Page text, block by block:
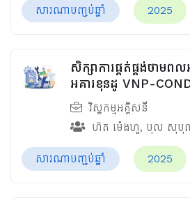
សារណាបញ្ចប់ឆ្នាំ 2025
សិក្សាការផ្គត់ផ្គង់ថាមពល
អគារខុនដូ VNP-
វិស្វកម្មអគ្គិសនី
ហ៊ត ម៉េងហួ, បុល សុបុ
សារណាបញ្ចប់ឆ្នាំ 2025